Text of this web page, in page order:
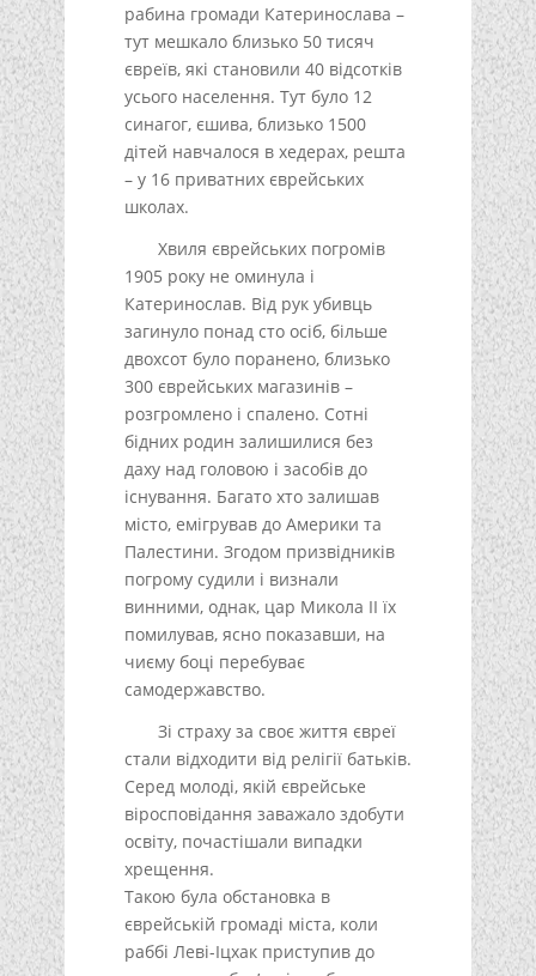
рабина громади Катеринослава –
тут мешкало близько 50 тисяч
євреїв, які становили 40 відсотків
усього населення. Тут було 12
синагог, єшива, близько 1500
дітей навчалося в хедерах, решта
– у 16 приватних єврейських
школах.
Хвиля єврейських погромів
1905 року не оминула і
Катеринослав. Від рук убивць
загинуло понад сто осіб, більше
двохсот було поранено, близько
300 єврейських магазинів –
розгромлено і спалено. Сотні
бідних родин залишилися без
даху над головою і засобів до
існування. Багато хто залишав
місто, емігрував до Америки та
Палестини. Згодом призвідників
погрому судили і визнали
винними, однак, цар Микола II їх
помилував, ясно показавши, на
чиєму боці перебуває
самодержавство.
Зі страху за своє життя євреї
стали відходити від релігії батьків.
Серед молоді, якій єврейське
віросповідання заважало здобути
освіту, почастішали випадки
хрещення.
Такою була обстановка в
єврейській громаді міста, коли
раббі Леві-Іцхак приступив до